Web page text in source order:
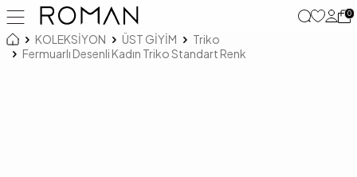
0
KOLEKSİYON ÜST GİYİM
Triko
Fermuarlı Desenli Kadın Triko Standart Renk